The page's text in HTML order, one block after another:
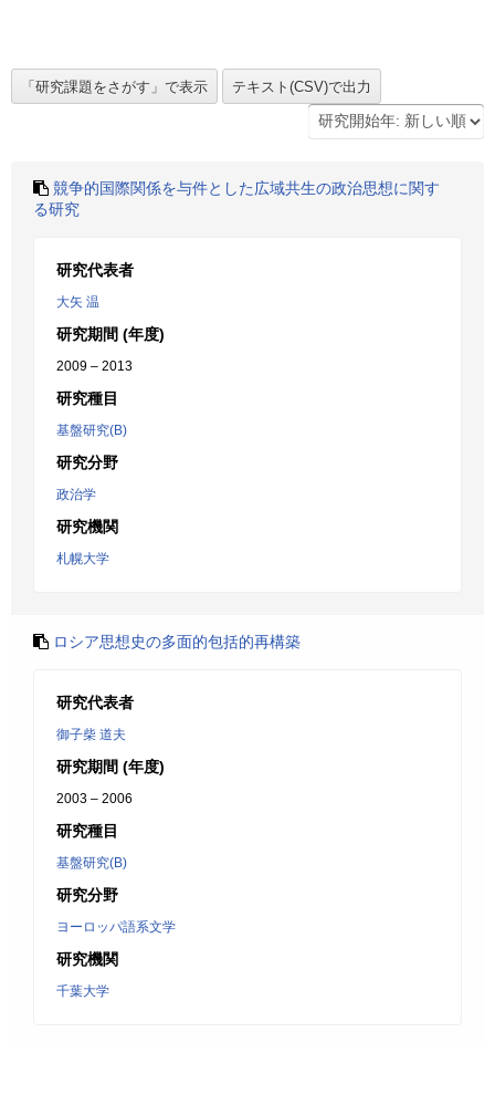
競争的国際関係を与件とした広域共生の政治思想に関す
る研究
研究代表者
大矢 温
研究期間 (年度)
2009 – 2013
研究種目
基盤研究(B)
研究分野
政治学
研究機関
札幌大学
ロシア思想史の多面的包括的再構築
研究代表者
御子柴 道夫
研究期間 (年度)
2003 – 2006
研究種目
基盤研究(B)
研究分野
ヨーロッパ語系文学
研究機関
千葉大学